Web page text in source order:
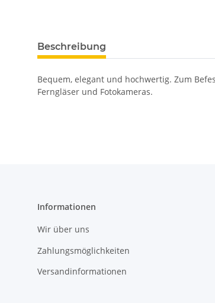
Beschreibung
Bequem, elegant und hochwertig. Zum
Ferngläser und Fotokameras.
Informationen
Wir über uns
Zahlungsmöglichkeiten
Versandinformationen